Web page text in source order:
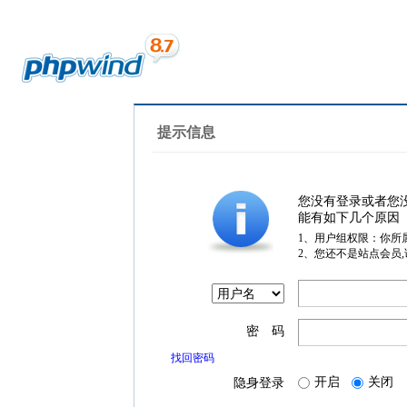
提示信息
您没有登录或者您
能有如下几个原因
1、用户组权限：你所
2、您还不是站点会员
密 码
找回密码
隐身登录 开启 关闭